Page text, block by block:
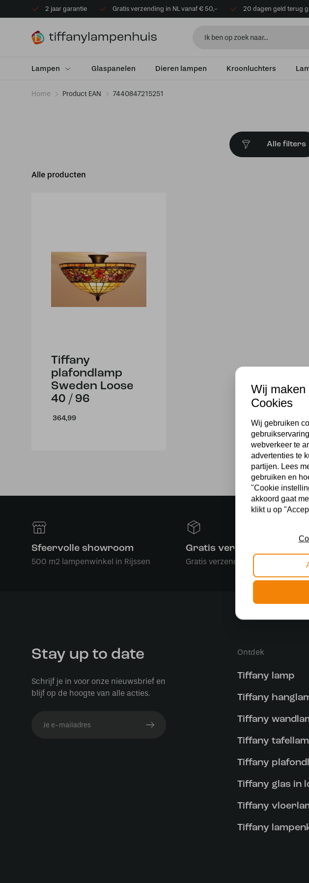
2 jaar garantie Gratis verzending in NL vanaf € 50,- 20 dagen geld terug
Lampen Glaspanelen Dieren lampen Kroonluchters
Home Product EAN 7440847215251
Alle filters
Alle producten
Tiffany
plafondlamp
Sweden Loose
40 / 96
364,99
Sfeervolle showroom
500 m2 lampenwinkel in Rijssen
Gratis verzending
Gratis verzending in NL vanaf €
Stay up to date
Schrijf je in voor onze nieuwsbrief en
blijf op de hoogte van alle acties.
Ontdek
Tiffany lamp
Tiffany
Tiffany
Tiffany
Tiffany
Tiffany glas in
Tiffany
Tiffany
Wij maken
Cookies
Wij gebruiken
webverkeer te
advertenties te
partijen. Lees
gebruiken en
"Cookie
akkoord gaat
klikt u op